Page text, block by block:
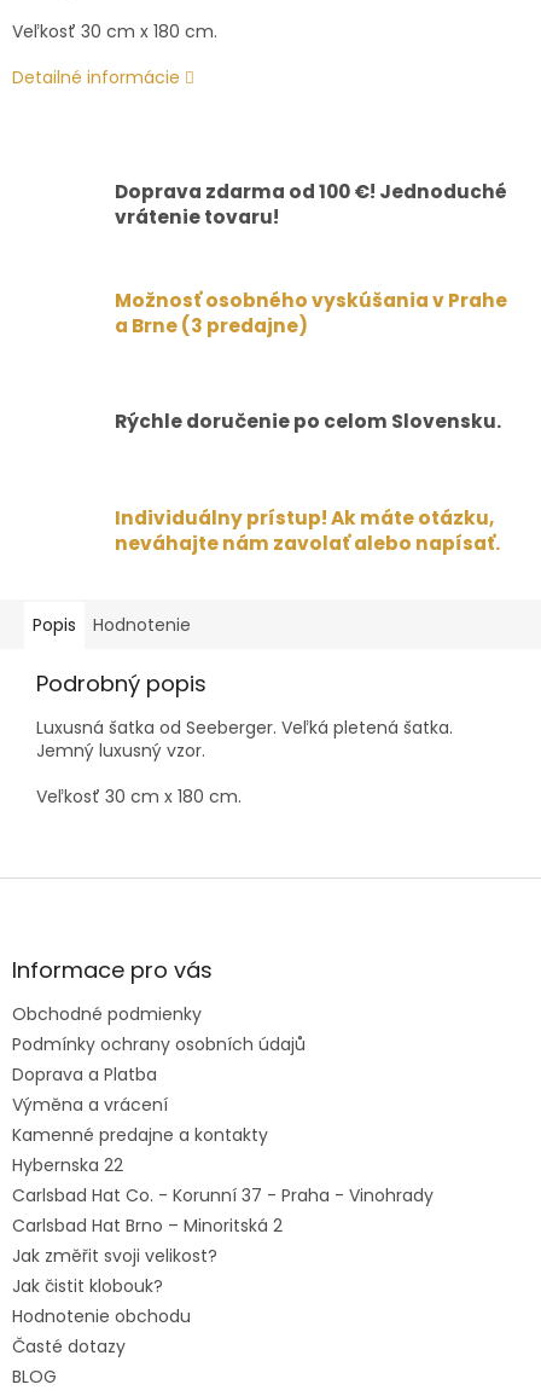
Veľkosť 30 cm x 180 cm.
Detailné informácie
Doprava zdarma od 100 €! Jednoduché
vrátenie tovaru!
Možnosť osobného vyskúšania v Prahe
a Brne (3 predajne)
Rýchle doručenie po celom Slovensku.
Individuálny prístup! Ak máte otázku,
neváhajte nám zavolať alebo napísať.
Popis Hodnotenie
Podrobný popis
Luxusná šatka od Seeberger. Veľká pletená šatka.
Jemný luxusný vzor.
Veľkosť 30 cm x 180 cm.
Z
ä
e
Informace pro vás
Obchodné podmienky
Podmínky ochrany osobních údajů
Doprava a Platba
Výměna a vrácení
Kamenné predajne a kontakty
Hybernska 22
Carlsbad Hat Co. - Korunní 37 - Praha - Vinohrady
Carlsbad Hat Brno – Minoritská 2
Jak změřit svoji velikost?
Jak čistit klobouk?
Hodnotenie obchodu
Časté dotazy
BLOG